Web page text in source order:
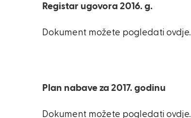
Registar ugovora 2016. g.
Dokument možete pogledati ovdje.
Plan nabave za 2017. godinu
Dokument možete pogledati ovdje.